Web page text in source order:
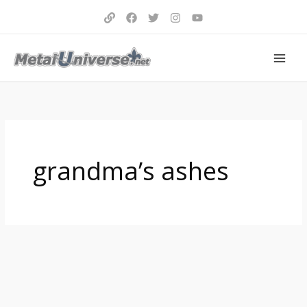
grandma’s ashes